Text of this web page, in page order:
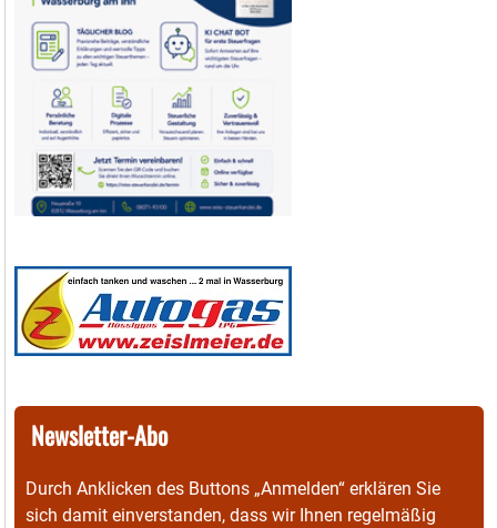
Newsletter-Abo
Durch Anklicken des Buttons „Anmelden“ erklären Sie
sich damit einverstanden, dass wir Ihnen regelmäßig